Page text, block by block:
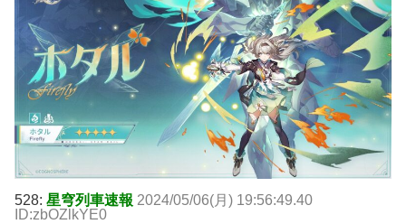
528: 星穹列車速報 2024/05/06(月) 19:56:49.40
ID:zbOZlkYE0